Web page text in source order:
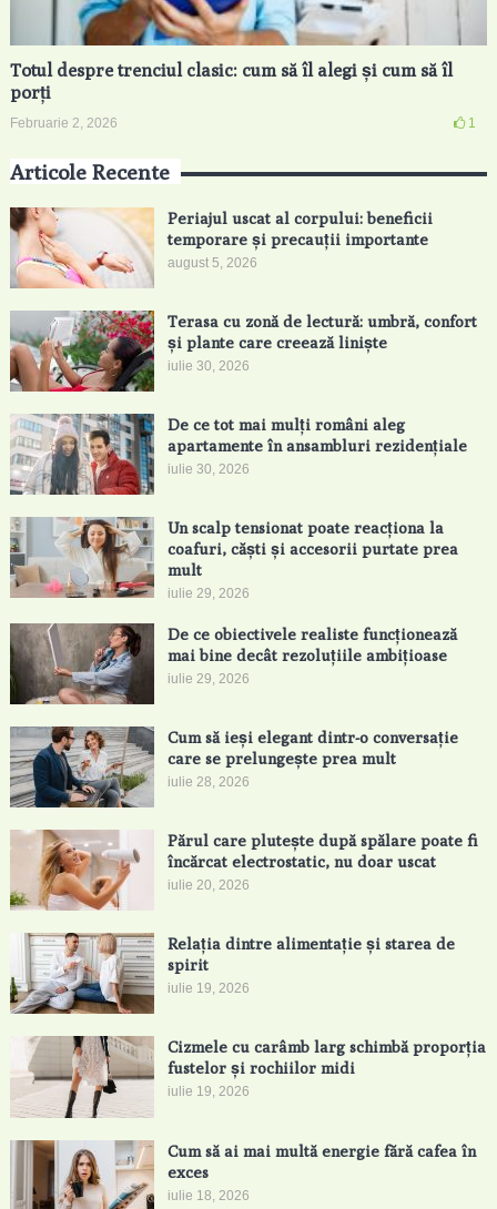
Totul despre trenciul clasic: cum să îl alegi și cum să îl
porți
Februarie 2, 2026 1
Articole Recente
Periajul uscat al corpului: beneficii
temporare și precauții importante
august 5, 2026
Terasa cu zonă de lectură: umbră, confort
și plante care creează liniște
iulie 30, 2026
De ce tot mai mulți români aleg
apartamente în ansambluri rezidențiale
iulie 30, 2026
Un scalp tensionat poate reacționa la
coafuri, căști și accesorii purtate prea
mult
iulie 29, 2026
De ce obiectivele realiste funcționează
mai bine decât rezoluțiile ambițioase
iulie 29, 2026
Cum să ieși elegant dintr-o conversație
care se prelungește prea mult
iulie 28, 2026
Părul care plutește după spălare poate fi
încărcat electrostatic, nu doar uscat
iulie 20, 2026
Relația dintre alimentație și starea de
spirit
iulie 19, 2026
Cizmele cu carâmb larg schimbă proporția
fustelor și rochiilor midi
iulie 19, 2026
Cum să ai mai multă energie fără cafea în
exces
iulie 18, 2026